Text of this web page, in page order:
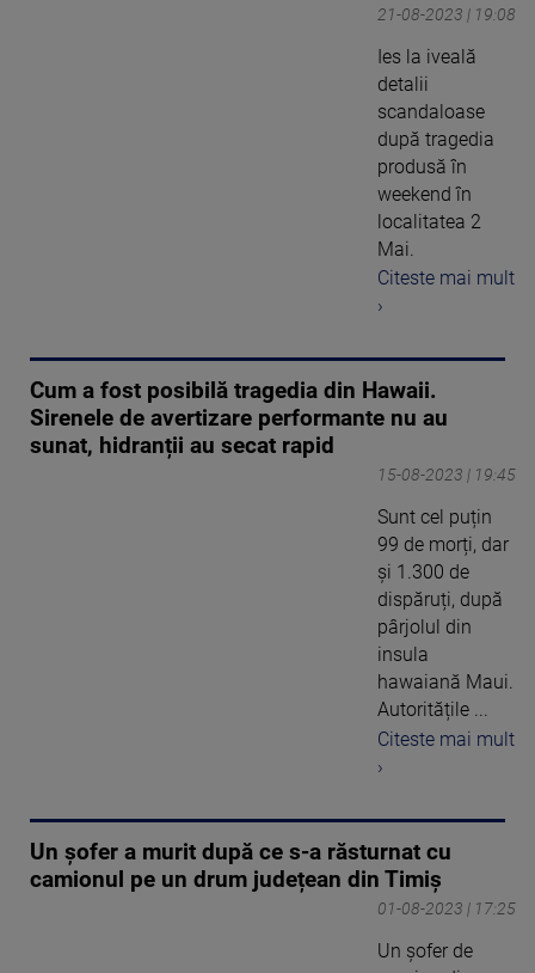
21-08-2023 | 19:08
Ies la iveală
detalii
scandaloase
după tragedia
produsă în
weekend în
localitatea 2
Mai.
Citeste mai mult
›
Cum a fost posibilă tragedia din Hawaii.
Sirenele de avertizare performante nu au
sunat, hidranții au secat rapid
15-08-2023 | 19:45
Sunt cel puțin
99 de morți, dar
și 1.300 de
dispăruți, după
pârjolul din
insula
hawaiană Maui.
Autoritățile ...
Citeste mai mult
›
Un șofer a murit după ce s-a răsturnat cu
camionul pe un drum județean din Timiș
01-08-2023 | 17:25
Un șofer de